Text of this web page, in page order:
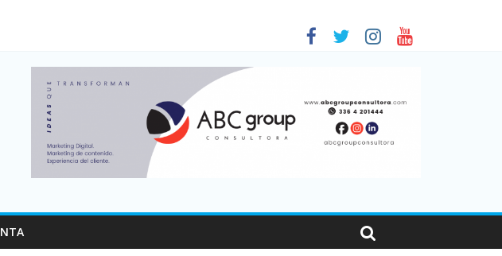
4,6 millones de personas viajaron por el país, un 5,9% más que en 2025
interanual